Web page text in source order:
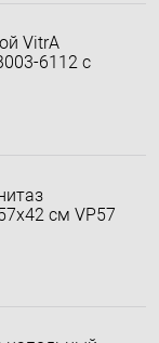
VitrA
6112 с
см VP57